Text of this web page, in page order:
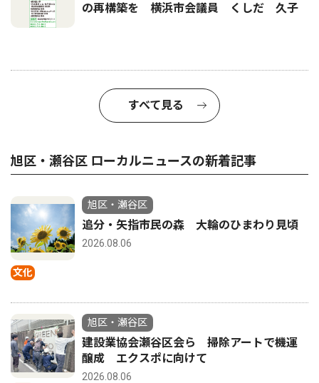
の再構築を 横浜市会議員 くしだ 久子
すべて見る
旭区・瀬谷区 ローカルニュースの新着記事
文化
旭区・瀬谷区
追分・矢指市民の森 大輪のひまわり見頃
2026.08.06
旭区・瀬谷区
建設業協会瀬谷区会ら 掃除アートで機運
醸成 エクスポに向けて
2026.08.06